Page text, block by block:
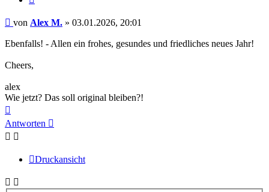
Beitrag
von Alex M. » 03.01.2026, 20:01
Ebenfalls! - Allen ein frohes, gesundes und friedliches neues Jahr!
Cheers,
alex
Wie jetzt? Das soll original bleiben?!
oben
Antworten
Druckansicht